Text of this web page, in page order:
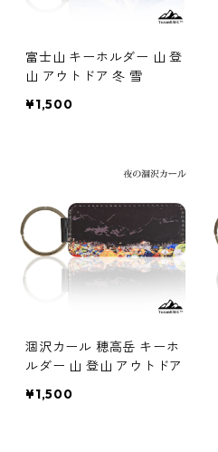
富士山 キーホルダー 山 登
山 アウトドア 冬 雪
¥1,500
涸沢カール 穂高岳 キーホ
ルダー 山 登山 アウトドア
¥1,500